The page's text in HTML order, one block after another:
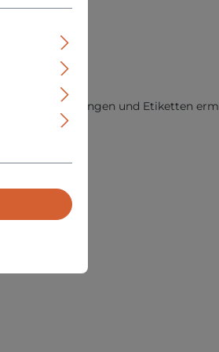
Tragestangen und Etiketten